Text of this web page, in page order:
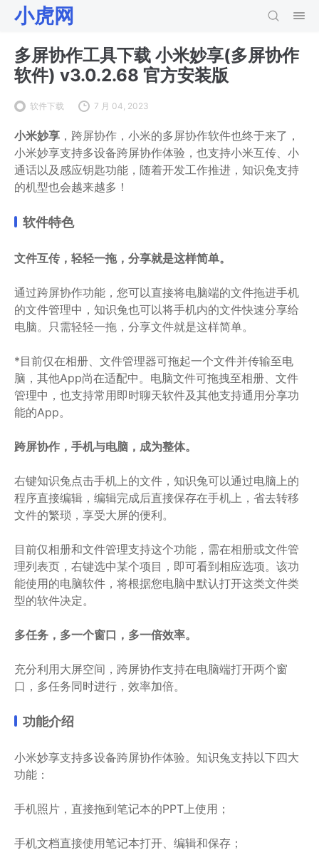
小虎网
多屏协作工具下载 小米妙享(多屏协作
软件) v3.0.2.68 官方安装版
软件下载 7 月 04, 2023
小米妙享 ，跨屏协作，小米的多屏协作软件也终于来了，
小米妙享支持多设备跨屏协作体验，也支持小米互传、小
通话以及感应钥匙功能，随着开发工作推进，知识兔支持
的机型也会越来越多！
软件特色
文件互传，轻轻一拖，分享就是这样简单。
通过跨屏协作功能，您可以直接将电脑端的文件拖进手机
的文件管理中，知识兔也可以将手机内的文件快速分享给
电脑。只需轻轻一拖，分享文件就是这样简单。
*目前仅在相册、文件管理器可拖起一个文件并传输至电
脑，其他App尚在适配中。电脑文件可拖拽至相册、文件
管理中，也支持常用即时聊天软件及其他支持通用分享功
能的App。
跨屏协作，手机与电脑，成为整体。
右键知识兔点击手机上的文件，知识兔可以通过电脑上的
程序直接编辑，编辑完成后直接保存在手机上，省去转移
文件的繁琐，享受大屏的便利。
目前仅相册和文件管理支持这个功能，需在相册或文件管
理列表页，右键选中某个项目，即可看到相应选项。该功
能使用的电脑软件，将根据您电脑中默认打开这类文件类
型的软件决定。
多任务，多一个窗口，多一倍效率。
充分利用大屏空间，跨屏协作支持在电脑端打开两个窗
口，多任务同时进行，效率加倍。
功能介绍
小米妙享支持多设备跨屏协作体验。知识兔支持以下四大
功能：
手机照片，直接拖到笔记本的PPT上使用；
手机文档直接使用笔记本打开、编辑和保存；